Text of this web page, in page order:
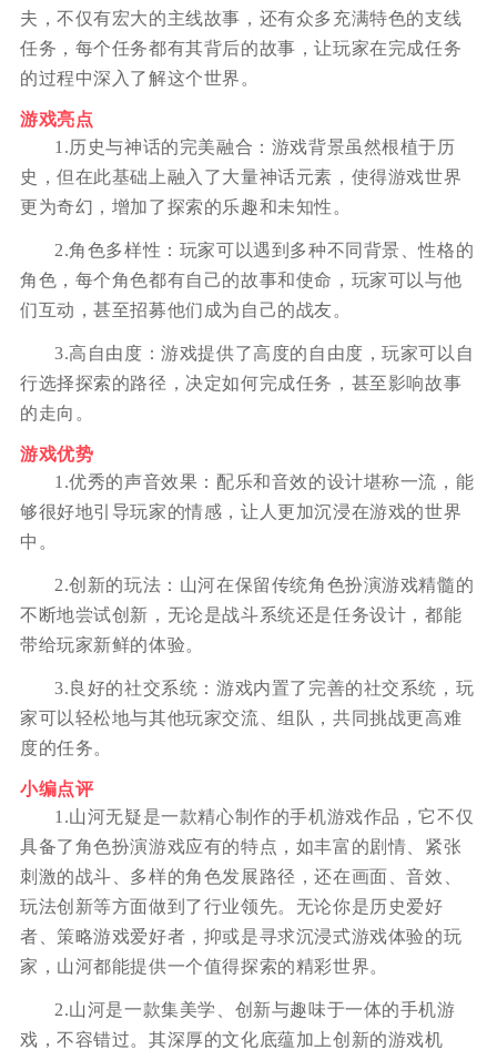
夫，不仅有宏大的主线故事，还有众多充满特色的支线
任务，每个任务都有其背后的故事，让玩家在完成任务
的过程中深入了解这个世界。
游戏亮点
1.历史与神话的完美融合：游戏背景虽然根植于历
史，但在此基础上融入了大量神话元素，使得游戏世界
更为奇幻，增加了探索的乐趣和未知性。
2.角色多样性：玩家可以遇到多种不同背景、性格的
角色，每个角色都有自己的故事和使命，玩家可以与他
们互动，甚至招募他们成为自己的战友。
3.高自由度：游戏提供了高度的自由度，玩家可以自
行选择探索的路径，决定如何完成任务，甚至影响故事
的走向。
游戏优势
1.优秀的声音效果：配乐和音效的设计堪称一流，能
够很好地引导玩家的情感，让人更加沉浸在游戏的世界
中。
2.创新的玩法：山河在保留传统角色扮演游戏精髓的
不断地尝试创新，无论是战斗系统还是任务设计，都能
带给玩家新鲜的体验。
3.良好的社交系统：游戏内置了完善的社交系统，玩
家可以轻松地与其他玩家交流、组队，共同挑战更高难
度的任务。
小编点评
1.山河无疑是一款精心制作的手机游戏作品，它不仅
具备了角色扮演游戏应有的特点，如丰富的剧情、紧张
刺激的战斗、多样的角色发展路径，还在画面、音效、
玩法创新等方面做到了行业领先。无论你是历史爱好
者、策略游戏爱好者，抑或是寻求沉浸式游戏体验的玩
家，山河都能提供一个值得探索的精彩世界。
2.山河是一款集美学、创新与趣味于一体的手机游
戏，不容错过。其深厚的文化底蕴加上创新的游戏机